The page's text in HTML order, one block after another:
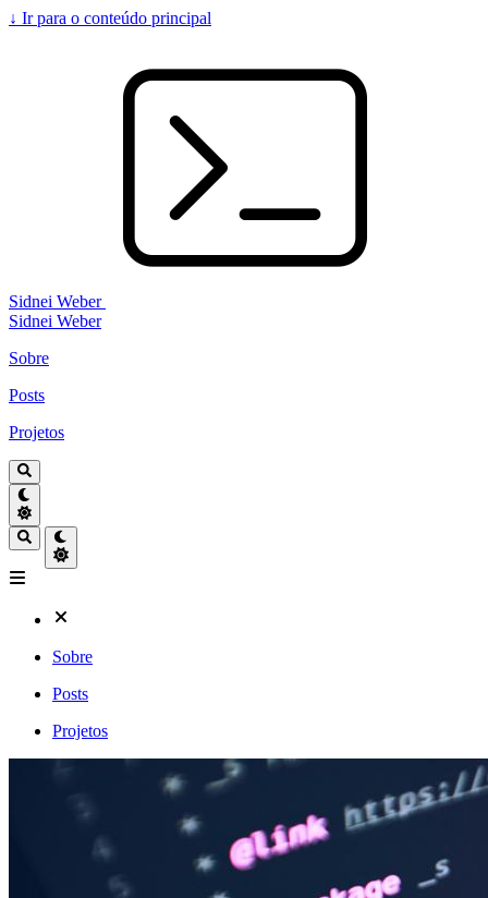
↓ Ir para o conteúdo principal
Sidnei Weber
Sidnei Weber
Sobre
Posts
Projetos
Sobre
Posts
Projetos